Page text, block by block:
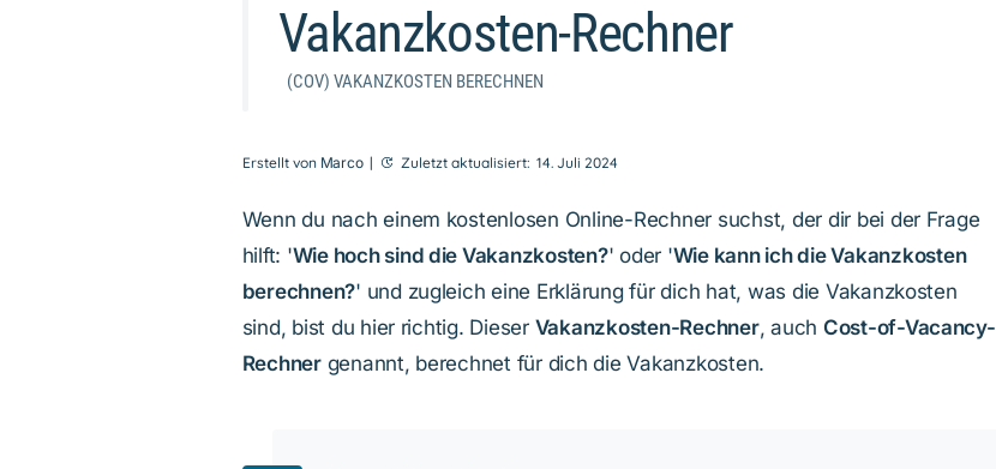
Vakanzkosten-Rechner
(COV) VAKANZKOSTEN BERECHNEN
Erstellt von Marco | Zuletzt aktualisiert: 14. Juli 2024
Wenn du nach einem kostenlosen Online-Rechner suchst, der dir bei der Frage
hilft: 'Wie hoch sind die Vakanzkosten?' oder 'Wie kann ich die Vakanzkosten
berechnen?' und zugleich eine Erklärung für dich hat, was die Vakanzkosten
sind, bist du hier richtig. Dieser Vakanzkosten-Rechner, auch Cost-of-Vacancy-
Rechnergenannt, berechnet für dich die Vakanzkosten.